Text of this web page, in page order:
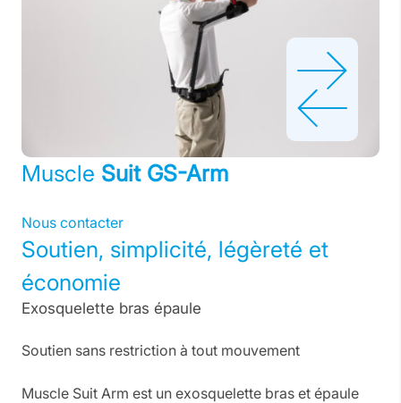
Muscle Suit GS-Arm
Nous contacter
Soutien, simplicité, légèreté et
économie
Exosquelette bras épaule
Soutien sans restriction à tout mouvement
Muscle Suit Arm est un exosquelette bras et épaule